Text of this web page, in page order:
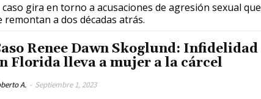
caso gira en torno a acusaciones de agresión sexual que
remontan a dos décadas atrás.
Renee Dawn Skoglund: Infidelidad
Florida lleva a mujer a la cárcel
A. - Septiembre 1, 2023